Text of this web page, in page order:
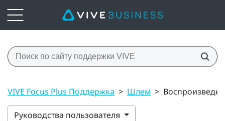
VIVE Focus Plus Поддержка > Шлем >
Руководства пользователя